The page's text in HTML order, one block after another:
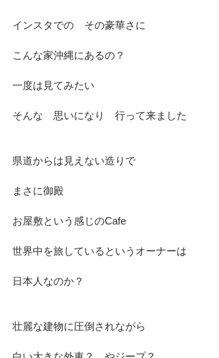
インスタでの　その豪華さに
こんな家沖縄にあるの？
一度は見てみたい
そんな　思いになり　行って来ました
県道からは見えない造りで
まさに御殿
お屋敷という感じのCafe
世界中を旅しているというオーナーは
日本人なのか？
壮麗な建物に圧倒されながら